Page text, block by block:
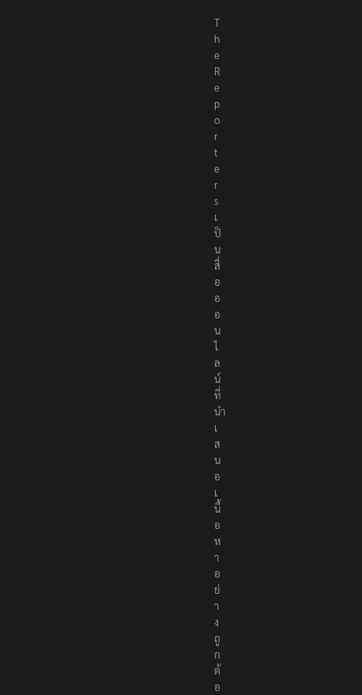
T
h
e
R
e
p
o
r
t
e
r
s
เ
ป็
น
สื่
อ
อ
อ
น
ไ
ล
น์
ที่
นำ
เ
ส
น
อ
เ
นื้
อ
ห
า
อ
ย่
า
ง
ถู
ก
ต้
อ